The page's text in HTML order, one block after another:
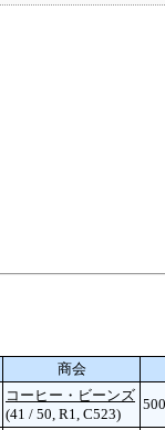
商会
コーヒー・ビーンズ
(41 / 50, R1, C523)